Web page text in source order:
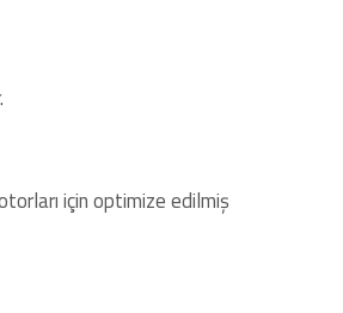
için optimize edilmiş